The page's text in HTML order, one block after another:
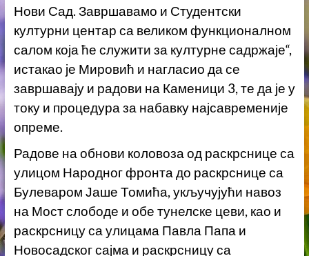
Нови Сад. Завршавамо и Студентски
културни центар са великом функционалном
салом која ће служити за културне садржаје“,
истакао је Мировић и нагласио да се
завршавају и радови на Каменици 3, те да је у
току и процедура за набавку најсавременије
опреме.
Радове на обнови коловоза од раскрснице са
улицом Народног фронта до раскрснице са
Булеваром Јаше Томића, укључујући навоз
на Мост слободе и обе тунелске цеви, као и
раскрсницу са улицама Павла Папа и
Новосадског сајма и раскрсницу са